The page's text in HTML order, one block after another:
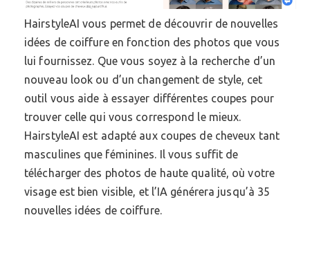
HairstyleAI vous permet de découvrir de nouvelles
idées de coiffure en fonction des photos que vous
lui fournissez. Que vous soyez à la recherche d’un
nouveau look ou d’un changement de style, cet
outil vous aide à essayer différentes coupes pour
trouver celle qui vous correspond le mieux.
HairstyleAI est adapté aux coupes de cheveux tant
masculines que féminines. Il vous suffit de
télécharger des photos de haute qualité, où votre
visage est bien visible, et l’IA générera jusqu’à 35
nouvelles idées de coiffure.